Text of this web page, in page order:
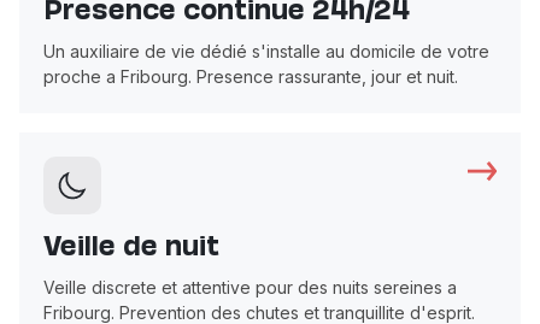
Presence continue 24h/24
Un auxiliaire de vie dédié s'installe au domicile de votre
proche a Fribourg. Presence rassurante, jour et nuit.
Veille de nuit
Veille discrete et attentive pour des nuits sereines a
Fribourg. Prevention des chutes et tranquillite d'esprit.